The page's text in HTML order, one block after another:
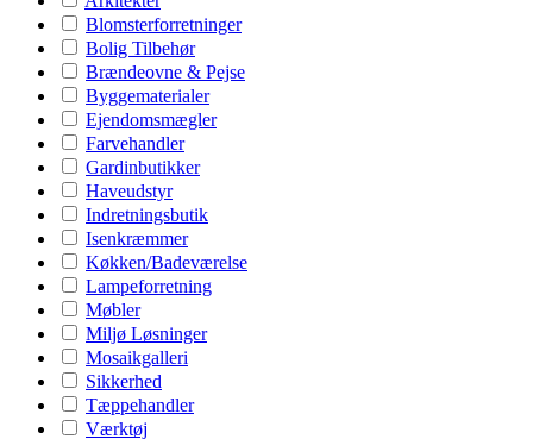
Blomsterforretninger
Bolig Tilbehør
Brændeovne & Pejse
Byggematerialer
Ejendomsmægler
Farvehandler
Gardinbutikker
Haveudstyr
Indretningsbutik
Isenkræmmer
Køkken/Badeværelse
Lampeforretning
Møbler
Miljø Løsninger
Mosaikgalleri
Sikkerhed
Tæppehandler
Værktøj